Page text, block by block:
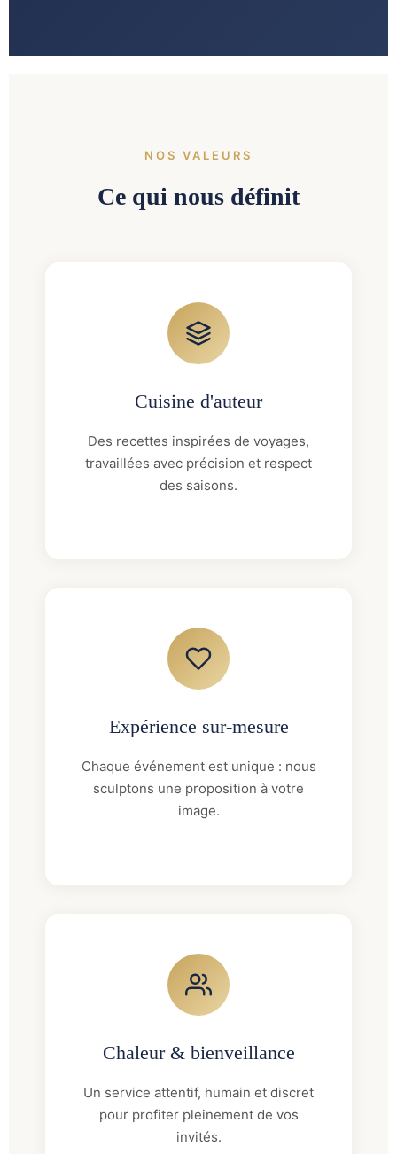
NOS VALEURS
Ce qui nous définit
Cuisine d'auteur
Des recettes inspirées de voyages,
travaillées avec précision et respect
des saisons.
Expérience sur-mesure
Chaque événement est unique : nous
sculptons une proposition à votre
image.
Chaleur & bienveillance
Un service attentif, humain et discret
pour profiter pleinement de vos
invités.